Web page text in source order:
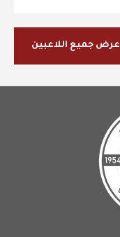
عرض جميع اللاعبين